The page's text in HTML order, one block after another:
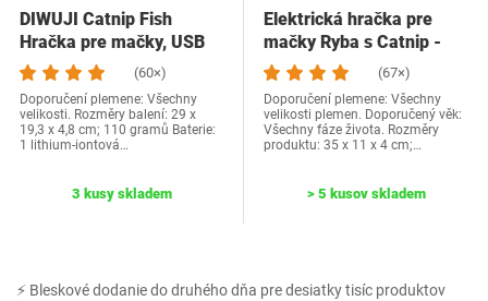
⚡ Bleskové dodanie do druhého dňa pre desiatky tisíc produktov
DIWUJI Catnip Fish
Hračka pre mačky, USB
Elektrické vrtenie…
(60×)
Doporučení plemene: Všechny
velikosti. Rozměry balení: 29 x
19,3 x 4,8 cm; 110 gramů Baterie:
1 lithium-iontová…
3 kusy skladem
Elektrická hračka pre
mačky Ryba s Catnip -
Interaktívna…
(67×)
Doporučení plemene: Všechny
velikosti plemen. Doporučený věk:
Všechny fáze života. Rozměry
produktu: 35 x 11 x 4 cm;…
> 5 kusov skladem